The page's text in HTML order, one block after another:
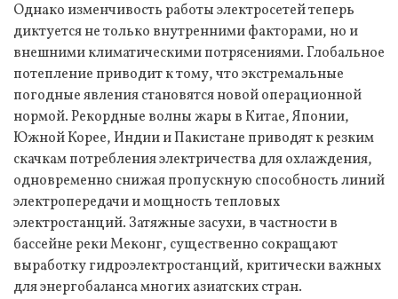
Однако изменчивость работы электросетей теперь
диктуется не только внутренними факторами, но и
внешними климатическими потрясениями. Глобальное
потепление приводит к тому, что экстремальные
погодные явления становятся новой операционной
нормой. Рекордные волны жары в Китае, Японии,
Южной Корее, Индии и Пакистане приводят к резким
скачкам потребления электричества для охлаждения,
одновременно снижая пропускную способность линий
электропередачи и мощность тепловых
электростанций. Затяжные засухи, в частности в
бассейне реки Меконг, существенно сокращают
выработку гидроэлектростанций, критически важных
для энергобаланса многих азиатских стран.